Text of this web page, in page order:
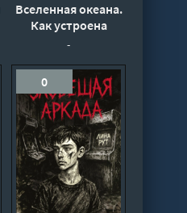
Вселенная океана.
Как устроена
стихия, которая
планету - Черски
Хелен
-
0